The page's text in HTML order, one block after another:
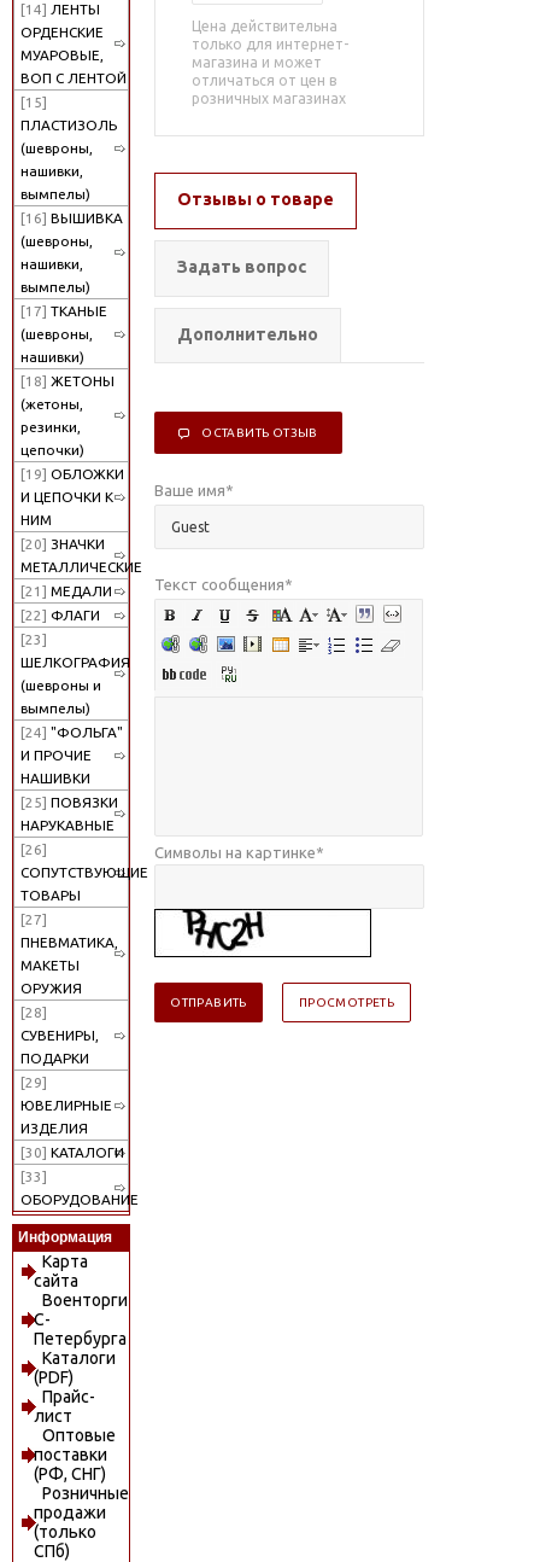
[14] ЛЕНТЫ
ОРДЕНСКИЕ
МУАРОВЫЕ,
ВОП С ЛЕНТОЙ
[15]
ПЛАСТИЗОЛЬ
(шевроны,
нашивки,
вымпелы)
[16] ВЫШИВКА
(шевроны,
нашивки,
вымпелы)
[17] ТКАНЫЕ
(шевроны,
нашивки)
[18] ЖЕТОНЫ
(жетоны,
резинки,
цепочки)
[19] ОБЛОЖКИ
И ЦЕПОЧКИ К
НИМ
[20] ЗНАЧКИ
МЕТАЛЛИЧЕСКИЕ
[21] МЕДАЛИ
[22] ФЛАГИ
[23]
ШЕЛКОГРАФИЯ
(шевроны и
вымпелы)
[24] "ФОЛЬГА"
И ПРОЧИЕ
НАШИВКИ
[25] ПОВЯЗКИ
НАРУКАВНЫЕ
[26]
СОПУТСТВУЮЩИЕ
ТОВАРЫ
[27]
ПНЕВМАТИКА,
МАКЕТЫ
ОРУЖИЯ
[28]
СУВЕНИРЫ,
ПОДАРКИ
[29]
ЮВЕЛИРНЫЕ
ИЗДЕЛИЯ
[30] КАТАЛОГИ
[33]
ОБОРУДОВАНИЕ
Информация
Карта
сайта
Военторги
С-
Петербурга
Каталоги
(PDF)
Прайс-
лист
Оптовые
поставки
(РФ, СНГ)
Розничные
продажи
(только
СПб)
Цена действительна
только для интернет-
магазина и может
отличаться от цен в
розничных магазинах
Отзывы о товаре
Задать вопрос
Дополнительно
ОСТАВИТЬ ОТЗЫВ
Ваше имя*
Текст сообщения*
Символы на картинке*